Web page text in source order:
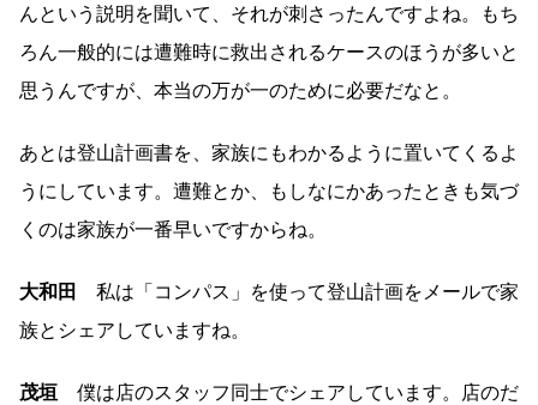
んという説明を聞いて、それが刺さったんですよね。もち
ろん一般的には遭難時に救出されるケースのほうが多いと
思うんですが、本当の万が一のために必要だなと。
あとは登山計画書を、家族にもわかるように置いてくるよ
うにしています。遭難とか、もしなにかあったときも気づ
くのは家族が一番早いですからね。
大和田
私は「コンパス」を使って登山計画をメールで家
族とシェアしていますね。
茂垣 僕は店のスタッフ同士でシェアしています。店のだ